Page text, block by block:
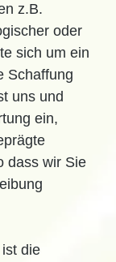
z.B.
oder
sich um ein
Schaffung
uns und
ein,
dass wir Sie
die